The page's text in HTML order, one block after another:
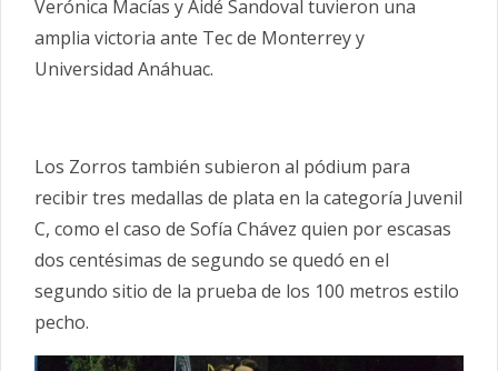
Verónica Macías y Aidé Sandoval tuvieron una
amplia victoria ante Tec de Monterrey y
Universidad Anáhuac.
Los Zorros también subieron al pódium para
recibir tres medallas de plata en la categoría Juvenil
C, como el caso de Sofía Chávez quien por escasas
dos centésimas de segundo se quedó en el
segundo sitio de la prueba de los 100 metros estilo
pecho.